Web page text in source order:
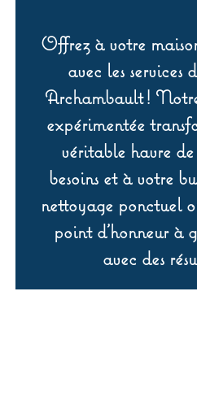
Offrez à votre
avec les services
Archambault !
expérimentée
véritable havre
besoins et à votre
nettoyage ponctuel
point d’honneur à
avec des